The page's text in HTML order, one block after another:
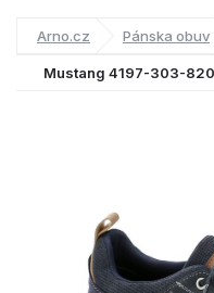
Arno.cz Pánska obuv
Mustang 4197-303-